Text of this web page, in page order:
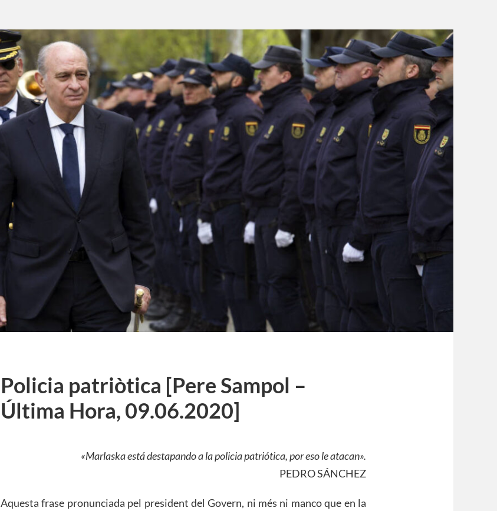
Policia patriòtica [Pere Sampol –
Última Hora, 09.06.2020]
«Marlaska está destapando a la policia patriótica, por eso le atacan».
PEDRO SÁNCHEZ
Aquesta frase pronunciada pel president del Govern, ni més ni manco que en la